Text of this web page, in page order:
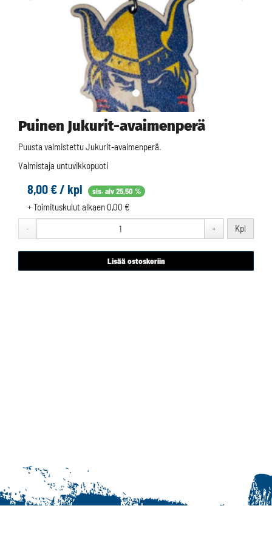
Puinen Jukurit-avaimenperä
Puusta valmistettu Jukurit-avaimenperä.
Valmistaja untuvikkopuoti
8,00 € / kpl sis. alv 25,50 %
+ Toimituskulut alkaen 0,00 €
- + Kpl
Lisää ostoskoriin